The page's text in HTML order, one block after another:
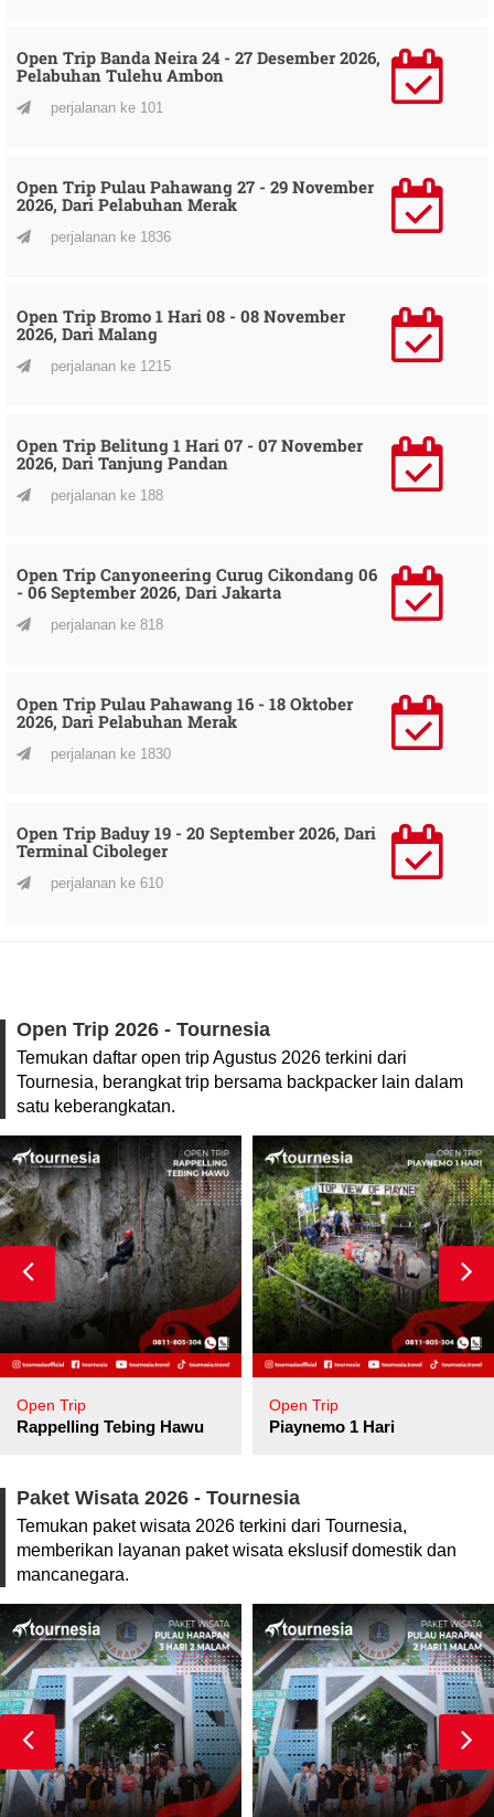
Open Trip Banda Neira 24 - 27 Desember 2026,
Pelabuhan Tulehu Ambon
perjalanan ke 101
Open Trip Pulau Pahawang 27 - 29 November
2026, Dari Pelabuhan Merak
perjalanan ke 1836
Open Trip Bromo 1 Hari 08 - 08 November
2026, Dari Malang
perjalanan ke 1215
Open Trip Belitung 1 Hari 07 - 07 November
2026, Dari Tanjung Pandan
perjalanan ke 188
Open Trip Canyoneering Curug Cikondang 06
- 06 September 2026, Dari Jakarta
perjalanan ke 818
Open Trip Pulau Pahawang 16 - 18 Oktober
2026, Dari Pelabuhan Merak
perjalanan ke 1830
Open Trip Baduy 19 - 20 September 2026, Dari
Terminal Ciboleger
perjalanan ke 610
Open Trip 2026 - Tournesia
Temukan daftar open trip Agustus 2026 terkini dari
Tournesia, berangkat trip bersama backpacker lain dalam
satu keberangkatan.
Open Trip
Rappelling Tebing Hawu
Open Trip
Piaynemo 1 Hari
Paket Wisata 2026 - Tournesia
Temukan paket wisata 2026 terkini dari Tournesia,
memberikan layanan paket wisata ekslusif domestik dan
mancanegara.